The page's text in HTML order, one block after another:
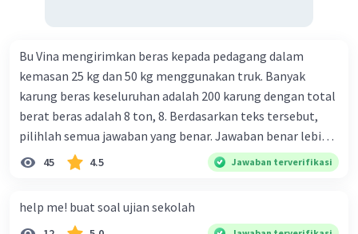
Bu Vina mengirimkan beras kepada pedagang dalam
kemasan 25 kg dan 50 kg menggunakan truk. Banyak
karung beras keseluruhan adalah 200 karung dengan total
berat beras adalah 8 ton, 8. Berdasarkan teks tersebut,
pilihlah semua jawaban yang benar. Jawaban benar lebih
dari satu. Banyak karung beras kemasan 25 kg adalah 50
buah. Banyak karung beras kemasan 50 kg adalah 150
ton. Perbandingan berat beras kemasan 25 kg dan 50 kg
45 4.5 Jawaban terverifikasi
help me! buat soal ujian sekolah